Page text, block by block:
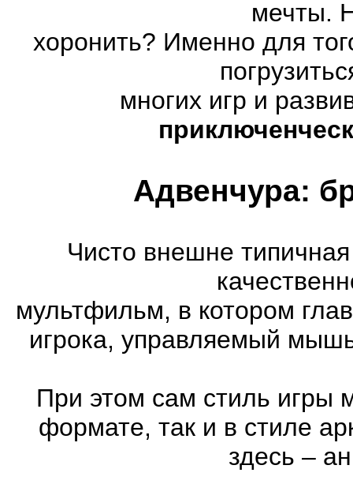
мечты.
хоронить? Именно для
многих игр и
Адвенчура:
Чисто внешне
мультфильм, в котором
игрока, управляемый
При этом сам стиль игры
формате, так и в стиле
здесь –